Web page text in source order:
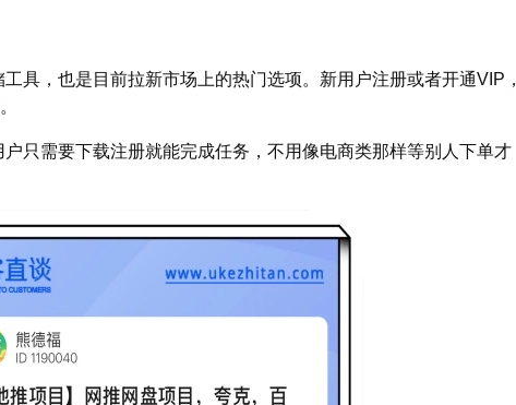
具，也是目前拉新市场上的热门选项。新用户注册或者开通VIP，
只需要下载注册就能完成任务，不用像电商类那样等别人下单才